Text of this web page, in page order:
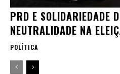
PRD E SOLIDARIEDADE
NEUTRALIDADE NA
POLÍTICA